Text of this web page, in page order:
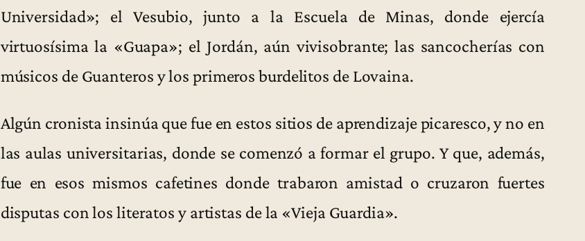
Universidad»; el Vesubio, junto a la Escuela de Minas, donde ejercía
virtuosísima la «Guapa»; el Jordán, aún vivisobrante; las sancocherías con
músicos de Guanteros y los primeros burdelitos de Lovaina.
Algún cronista insinúa que fue en estos sitios de aprendizaje picaresco, y no en
las aulas universitarias, donde se comenzó a formar el grupo. Y que, además,
fue en esos mismos cafetines donde trabaron amistad o cruzaron fuertes
disputas con los literatos y artistas de la «Vieja Guardia».